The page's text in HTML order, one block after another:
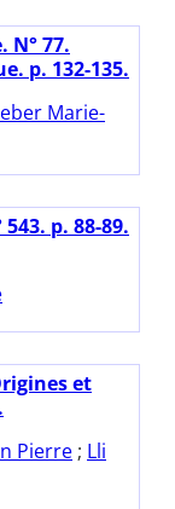
N° 77.
p. 132-135.
Marie-
p. 88-89.
et
Pierre ; Lli